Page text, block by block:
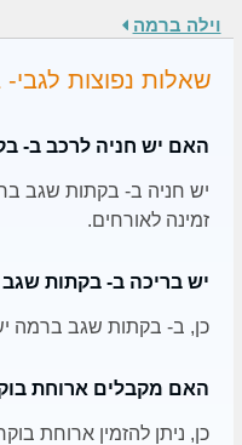
וילה ברמה
שאלות נפוצות
האם יש חניה לרכב ב-
יש חניה ב- בקתות שגב
זמינה לאורחים.
יש בריכה ב- בקתות
כן, ב- בקתות שגב ברמה
האם מקבלים ארוחת
כן, ניתן להזמין ארוחת